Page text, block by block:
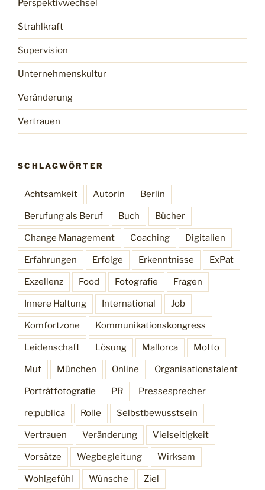
Perspektivwechsel
Strahlkraft
Supervision
Unternehmenskultur
Veränderung
Vertrauen
SCHLAGWÖRTER
Achtsamkeit Autorin Berlin
Berufung als Beruf Buch Bücher
Change Management Coaching Digitalien
Erfahrungen Erfolge Erkenntnisse ExPat
Exzellenz Food Fotografie Fragen
Innere Haltung International Job
Komfortzone Kommunikationskongress
Leidenschaft Lösung Mallorca Motto
Mut München Online Organisationstalent
Porträtfotografie PR Pressesprecher
re:publica Rolle Selbstbewusstsein
Vertrauen Veränderung Vielseitigkeit
Vorsätze Wegbegleitung Wirksam
Wohlgefühl Wünsche Ziel